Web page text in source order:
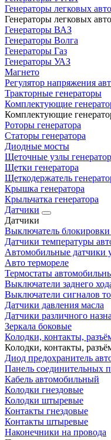
Генераторы легковых
Генераторы легковых
Генераторы ВАЗ
Генераторы Волга
Генераторы Газ
Генераторы УАЗ
Магнето
Регулятор напряжения
Тракторные генераторы
Комплектующие
Комплектующие
Роторы генератора
Статоры генератора
Диодные мосты
Щеточные узлы
Щетки генератора
Щеткодержатель
Крышка генератора
Крыльчатка генератора
Датчики
Датчики
Выключатель
Датчики температуры
Автомобильные датчики
Авто термореле
Термостаты
Выключатели заднего
Выключатели сигналов
Датчики давления масла
Датчики различного
Зеркала боковые
Колодки, контакты,
Колодки, контакты,
Диод предохранитель
Панель соединительных
Кабель автомобильный
Колодки гнездовые
Колодки штыревые
Контакты гнездовые
Контакты штыревые
Наконечники на провода